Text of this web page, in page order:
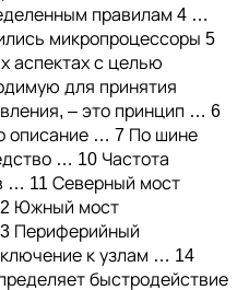
правилам 4 …
микропроцессоры 5
аспектах с целью
для принятия
– это принцип … 6
описание … 7 По шине
… 10 Частота
… 11 Северный мост
Южный мост
Периферийный
к узлам … 14
быстродействие